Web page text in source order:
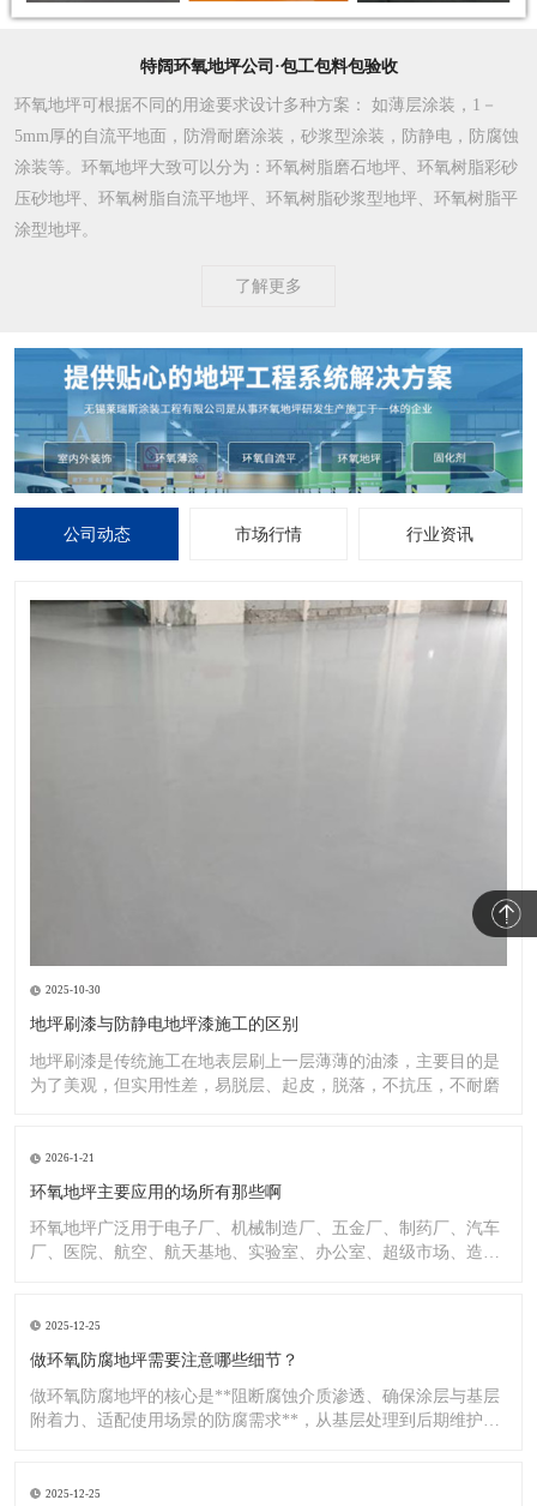
特阔环氧地坪公司·包工包料包验收
环氧地坪可根据不同的用途要求设计多种方案 ： 如薄层涂装，1－
5mm厚的自流平地面，防滑耐磨涂装，砂浆型涂装，防静电，防腐蚀
涂装等。环氧地坪大致可以分为：环氧树脂磨石地坪、环氧树脂彩砂
压砂地坪、环氧树脂自流平地坪、环氧树脂砂浆型地坪、环氧树脂平
涂型地坪。
了解更多
公司动态 市场行情 行业资讯
2025-10-30
地坪刷漆与防静电地坪漆施工的区别
地坪刷漆是传统施工在地表层刷上一层薄薄的油漆，主要目的是
为了美观，但实用性差，易脱层、起皮，脱落，不抗压，不耐磨
2026-1-21
环氧地坪主要应用的场所有那些啊
环氧地坪广泛用于电子厂、机械制造厂、五金厂、制药厂、汽车
厂、医院、航空、航天基地、实验室、办公室、超级市场、造纸
2025-12-25
做环氧防腐地坪需要注意哪些细节？
做环氧防腐地坪的核心是**阻断腐蚀介质渗透、确保涂层与基层
附着力、适配使用场景的防腐需求**，从基层处理到后期维护，
2025-12-25